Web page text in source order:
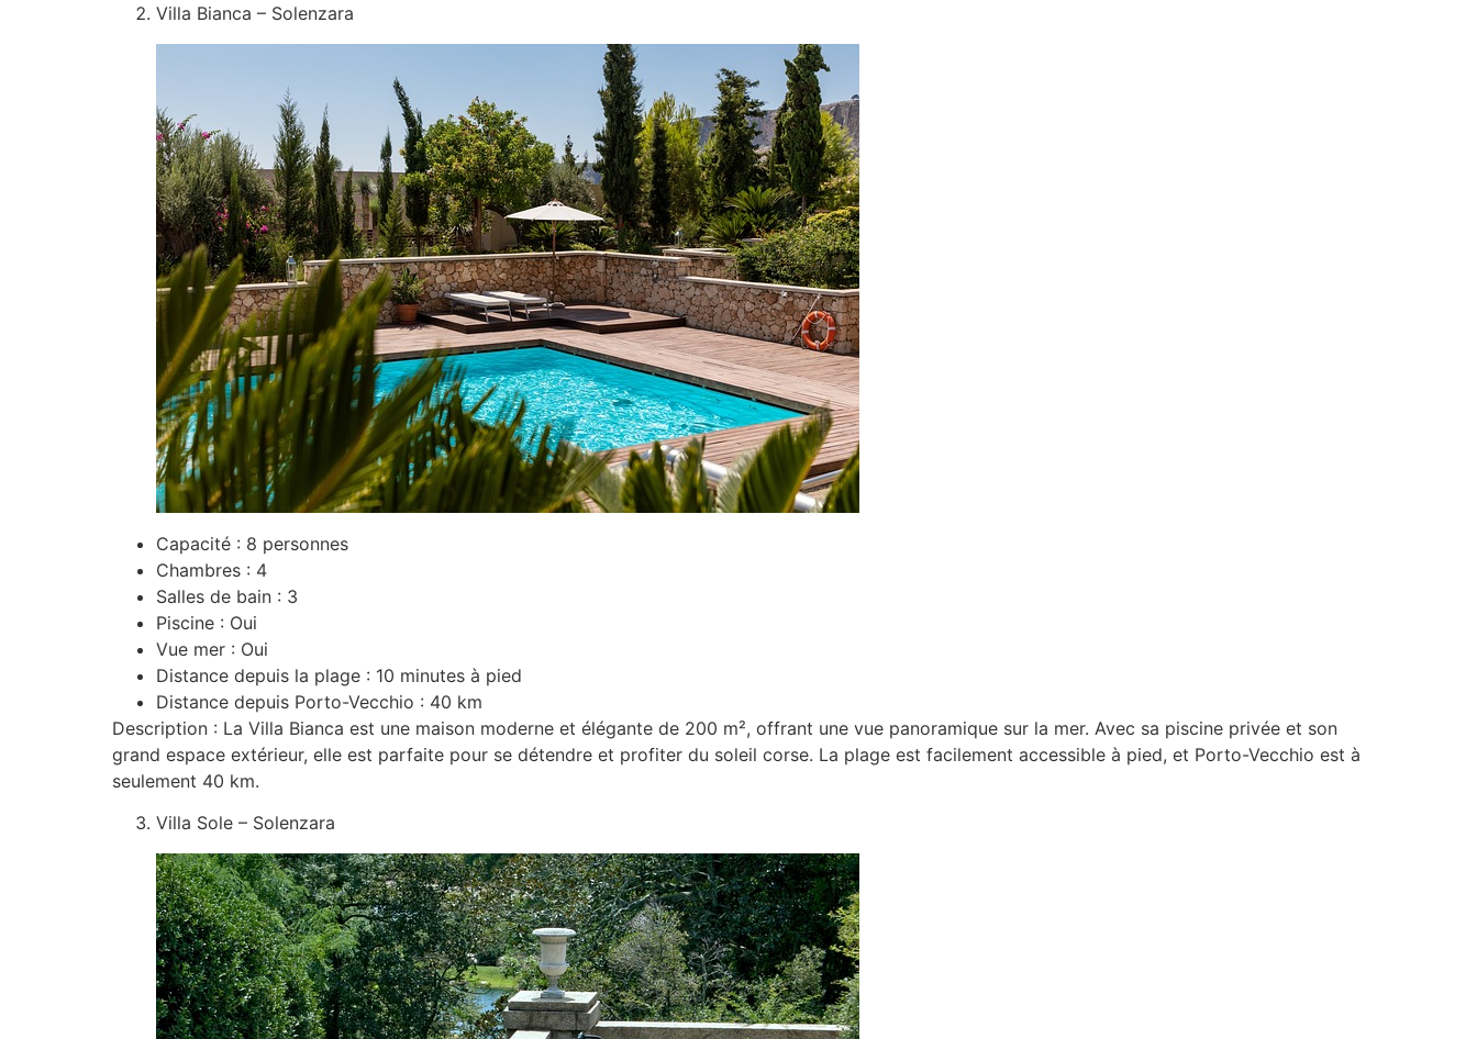
Villa Bianca – Solenzara
Capacité : 8 personnes
Chambres : 4
Salles de bain : 3
Piscine : Oui
Vue mer : Oui
Distance depuis la plage : 10 minutes à pied
Distance depuis Porto-Vecchio : 40 km
Description : La Villa Bianca est une maison moderne et élégante de 200 m², offrant une vue panoramique sur la mer. Avec sa piscine privée et son
grand espace extérieur, elle est parfaite pour se détendre et profiter du soleil corse. La plage est facilement accessible à pied, et Porto-Vecchio est à
seulement 40 km.
Villa Sole – Solenzara